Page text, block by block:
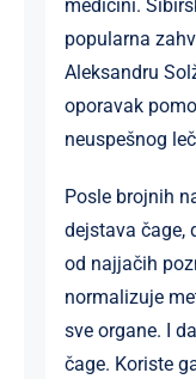
medicini.
popularna
Aleksandru
oporavak
neuspešnog
Posle brojnih
dejstava čage,
od najjačih
normalizuje
sve organe. I
čage. Koriste